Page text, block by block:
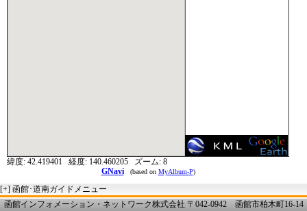
緯度: 42.419401 経度: 140.460205 ズーム: 8
GNavi
(based on MyAlbum-P)
[+] 函館･道南ガイドメニュー
函館インフォメーション・ネットワーク株式会社 〒042-0942 函館市柏木町16-14